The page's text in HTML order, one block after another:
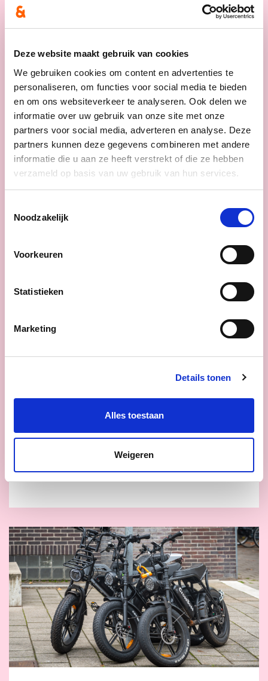
Deze website maakt gebruik van cookies
We gebruiken cookies om content en advertenties te
personaliseren, om functies voor social media te bieden
en om ons websiteverkeer te analyseren. Ook delen we
informatie over uw gebruik van onze site met onze
partners voor social media, adverteren en analyse. Deze
partners kunnen deze gegevens combineren met andere
informatie die u aan ze heeft verstrekt of die ze hebben
verzameld op basis van uw gebruik van hun services.
Noodzakelijk
Voorkeuren
Statistieken
Marketing
Details tonen
Alles toestaan
Weigeren
Nieuws
cd&v maakt het verschil
voor mantelzorgers: minder
ondersteuning en meer
16/06/26
onze samenleving. Zonder hun bijdrage
het van cd&v afhangt verdienen
mantelzorgers daarom niet alleen meer
erkenning en respect in woorden, maar
ook betere ondersteuning in daden.
lees meer